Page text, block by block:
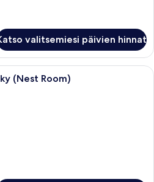
valitsemiesi päivien hinnat
Ylelliset vuodevaatteet, tallelokero
(Nest Room)